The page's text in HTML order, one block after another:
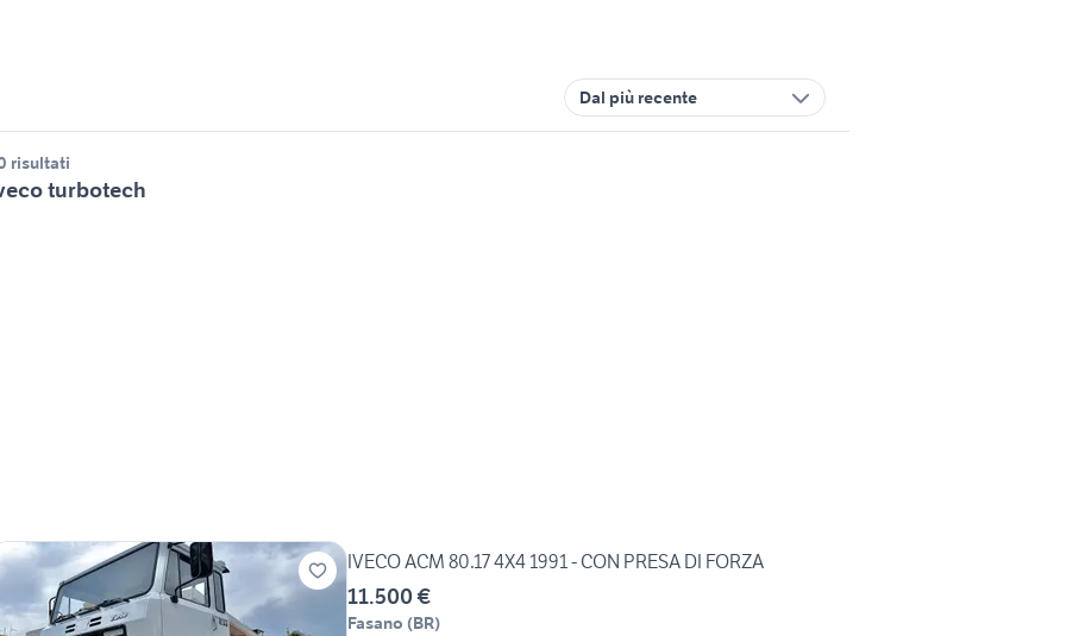
Dal più recente
risultati
turbotech
IVECO ACM 80.17 4X4 1991 - CON PRESA DI FORZA
11.500 €
Fasano (BR)